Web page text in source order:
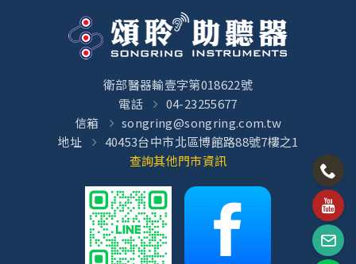
衛部醫器輸壹字第018622號
電話
04-23255677
信箱
songring@songring.com.tw
地址
40453台中市北區博館路88號7樓之1
查詢其他門市資訊